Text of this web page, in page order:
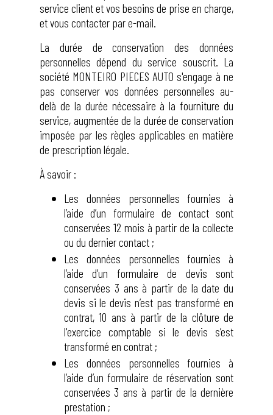
service client et vos besoins de prise en charge,
et vous contacter par e-mail.
La durée de conservation des données
personnelles dépend du service souscrit. La
société MONTEIRO PIECES AUTO s'engage à ne
pas conserver vos données personnelles au-
delà de la durée nécessaire à la fourniture du
service, augmentée de la durée de conservation
imposée par les règles applicables en matière
de prescription légale.
À savoir :
Les données personnelles fournies à
l’aide d’un formulaire de contact sont
conservées 12 mois à partir de la collecte
ou du dernier contact ;
Les données personnelles fournies à
l’aide d’un formulaire de devis sont
conservées 3 ans à partir de la date du
devis si le devis n’est pas transformé en
contrat, 10 ans à partir de la clôture de
l'exercice comptable si le devis s’est
transformé en contrat ;
Les données personnelles fournies à
l’aide d’un formulaire de réservation sont
conservées 3 ans à partir de la dernière
prestation ;